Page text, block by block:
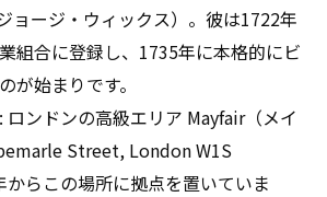
ョージ・ウィックス）。彼は1722年
合に登録し、1735年に本格的にビ
が始まりです。
ンドンの高級エリア Mayfair（メイ
Street, London W1S
この場所に拠点を置いていま